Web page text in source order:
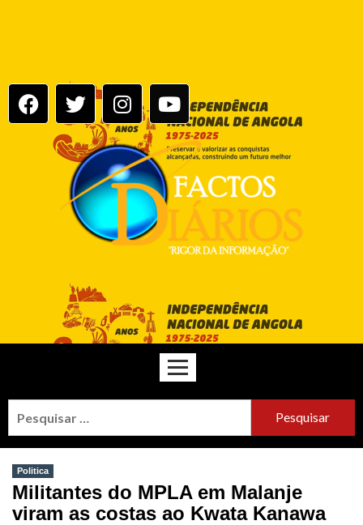
Politica
Militantes do MPLA em Malanje
viram as costas ao Kwata Kanawa